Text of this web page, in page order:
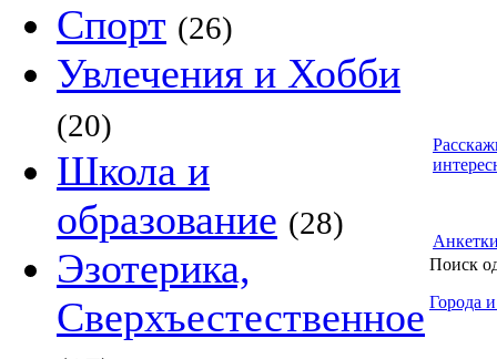
Спорт (26)
Увлечения и Хобби
(20)
Школа и
образование (28)
Эзотерика,
Сверхъестественное
Поиск
Города